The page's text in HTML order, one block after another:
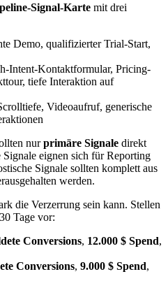
Signal-Karte mit drei
Demo, qualifizierter Trial-Start,
Intent-Kontaktformular, Pricing-
tiefe Interaktion auf
Videoaufruf, generische
nurprimäre Signale direkt
eignen sich für Reporting
Signale sollten komplett aus
werden.
die Verzerrung sein kann. Stellen
Tage vor:
Conversions, 12.000 $ Spend,
Conversions, 9.000 $ Spend,